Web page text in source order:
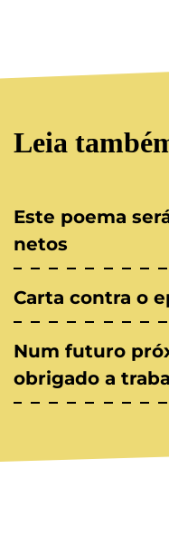
Leia
Este poema
netos
Carta contra o
Num futuro
obrigado a